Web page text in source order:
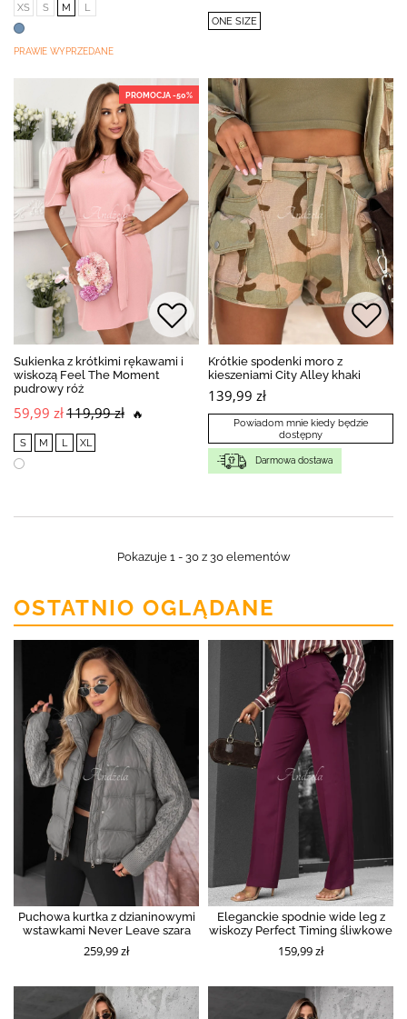
XS S M L
PRAWIE WYPRZEDANE
ONE SIZE
PROMOCJA -50%
Sukienka z krótkimi rękawami i
wiskozą Feel The Moment
pudrowy róż
59,99 zł119,99 zł 🔥
S M L XL
Krótkie spodenki moro z
kieszeniami City Alley khaki
139,99 zł
Powiadom mnie kiedy będzie
dostępny
Darmowa dostawa
Pokazuje 1 - 30 z 30 elementów
OSTATNIO OGLĄDANE
Puchowa kurtka z dzianinowymi
wstawkami Never Leave szara
259,99 zł
Eleganckie spodnie wide leg z
wiskozy Perfect Timing śliwkowe
159,99 zł